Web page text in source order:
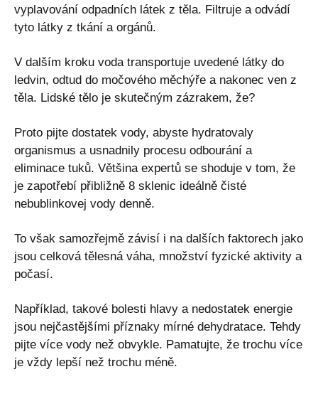
vyplavování odpadních látek z těla. Filtruje a odvádí
tyto látky z tkání a orgánů.
V dalším kroku voda transportuje uvedené látky do
ledvin, odtud do močového měchýře a nakonec ven z
těla. Lidské tělo je skutečným zázrakem, že?
Proto pijte dostatek vody, abyste hydratovaly
organismus a usnadnily procesu odbourání a
eliminace tuků. Většina expertů se shoduje v tom, že
je zapotřebí přibližně 8 sklenic ideálně čisté
nebublinkovej vody denně.
To však samozřejmě závisí i na dalších faktorech jako
jsou celková tělesná váha, množství fyzické aktivity a
počasí.
Například, takové bolesti hlavy a nedostatek energie
jsou nejčastějšími příznaky mírné dehydratace. Tehdy
pijte více vody než obvykle. Pamatujte, že trochu více
je vždy lepší než trochu méně.